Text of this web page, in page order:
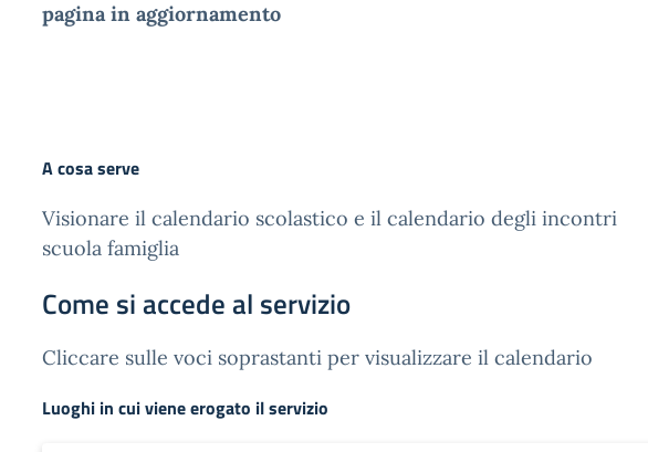
pagina in aggiornamento
A cosa serve
Visionare il calendario scolastico e il calendario degli incontri
scuola famiglia
Come si accede al servizio
Cliccare sulle voci soprastanti per visualizzare il calendario
Luoghi in cui viene erogato il servizio